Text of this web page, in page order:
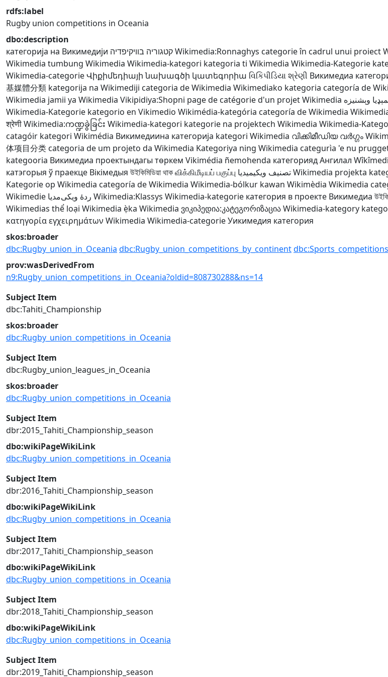
rdfs:label
Rugby union competitions in Oceania
dbo:description
категорија на Викимедији קטגוריה בוויקיפדיהWikimedia:Ronnaghys categorie în cadrul unui proiect
Wikimedia tumbung Wikimedia Wikimedia-kategori kategoria ti Wikimedia Wikimedia-Kategorie
Wikimedia-categorieՎիքիմեդիայի նախագծի կատեգորիա વિકિપીડિયા શ્રેણી Викимедиа
基媒體分類 kategorija na Wikimediji categoria de Wikimedia Wikimediako kategoria categoría de
Wikimedia jamii ya Wikimedia Vikipidiya:Shopni page de catégorie d'un projet Wikimedia وېشنيزه
Wikimedia-Kategorie kategorio en Vikimedio Wikimédia-kategória categoría de Wikimedia
श्रेणीWikimedia:ကဏ္ဍခွဲခြင်း Wikimedia-kategori kategorie na projektech Wikimedia Wikimedia-
catagóir kategori Wikimédia Викимедиина категорија kategori Wikimedia വിക്കിമീഡിയ വർഗ്ഗം
体项目分类 categoria de um projeto da Wikimedia Kategoriya ning Wikimedia categurìa 'e nu
kategooria Викимедиа проектындагы төркем Vikimédia ñemohenda категорияд Ангилал
катэгорыя ў праекце Вікімедыя উইকিমিডিয়া থাকவிக்கிமீடியப் பகுப்பு تصنيف ويكيميدياWikimedia projekta
Kategorie op Wikimedia categoría de Wikimedia Wikimedia-bólkur kawan Wikimèdia Wikimedia
Wikimedie ردهٔ ویکی‌مدیا Wikimedia:Klassys Wikimedia-kategorie категория в проекте Викимедиа
Wikimedias thể loại Wikimedia ẹ̀ka Wikimedia ვიკიპედია:კატეგორიზაციაWikimedia-kategory
κατηγορία εγχειρημάτων Wikimedia Wikimedia-categorieУикимедия категория
skos:broader
dbc:Rugby_union_in_Oceania dbc:Rugby_union_competitions_by_continent
prov:wasDerivedFrom
n9:Rugby_union_competitions_in_Oceania?oldid=808730288&ns=14
Subject Item
dbc:Tahiti_Championship
skos:broader
dbc:Rugby_union_competitions_in_Oceania
Subject Item
dbc:Rugby_union_leagues_in_Oceania
skos:broader
dbc:Rugby_union_competitions_in_Oceania
Subject Item
dbr:2015_Tahiti_Championship_season
dbo:wikiPageWikiLink
dbc:Rugby_union_competitions_in_Oceania
Subject Item
dbr:2016_Tahiti_Championship_season
dbo:wikiPageWikiLink
dbc:Rugby_union_competitions_in_Oceania
Subject Item
dbr:2017_Tahiti_Championship_season
dbo:wikiPageWikiLink
dbc:Rugby_union_competitions_in_Oceania
Subject Item
dbr:2018_Tahiti_Championship_season
dbo:wikiPageWikiLink
dbc:Rugby_union_competitions_in_Oceania
Subject Item
dbr:2019_Tahiti_Championship_season